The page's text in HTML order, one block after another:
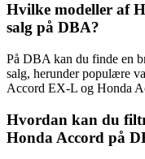
Hvilke modeller af
salg på DBA?
På DBA kan du finde en
salg, herunder populære
Accord EX-L og Honda
Hvordan kan du
Honda Accord på